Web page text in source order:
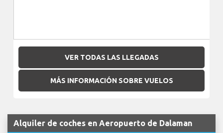
VER TODAS LAS LLEGADAS
MÁS INFORMACIÓN SOBRE VUELOS
Alquiler de coches en Aeropuerto de Dalaman